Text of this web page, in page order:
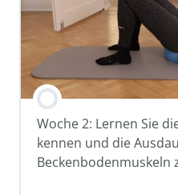
Woche 2: Lernen Sie
kennen und die
Beckenbodenmuskeln